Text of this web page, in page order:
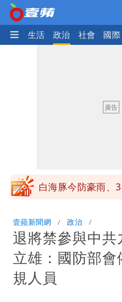
尚 生活 政治 社會 國際
1元商品開搶！超
黃線停車
白海豚今防豪雨、
每天看診到半夜
慈濟爆世紀大騙局
笑：真的很會
白海豚大亂！航空
航次停航
姜厚任不信嫩女友
壹蘋新聞網 政治
退將禁參與中
立雄：國防部
規人員